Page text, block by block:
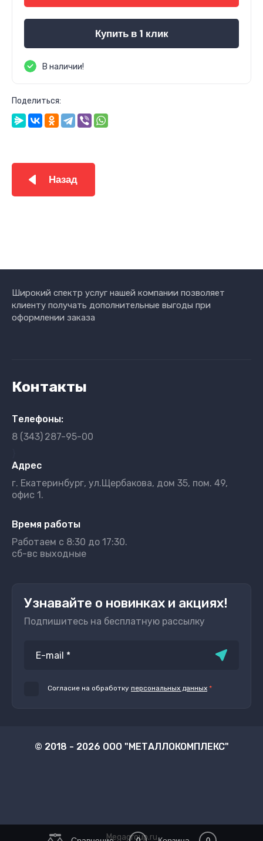
Купить в 1 клик
В наличии!
Поделиться:
Назад
Широкий спектр услуг нашей компании позволяет
клиенту получать дополнительные выгоды при
оформлении заказа
Контакты
Телефоны:
8 (343) 287-95-00
Адрес
г. Екатеринбург, ул.Щербакова, дом 35, пом. 49,
офис 1.
Время работы
Работаем с 8:30 до 17:30.
сб-вс выходные
Узнавайте о новинках и акциях!
Подпишитесь на бесплатную рассылку
Согласие на обработку персональных данных *
© 2018 - 2026 ООО "МЕТАЛЛОКОМПЛЕКС"
Megagroup.ru